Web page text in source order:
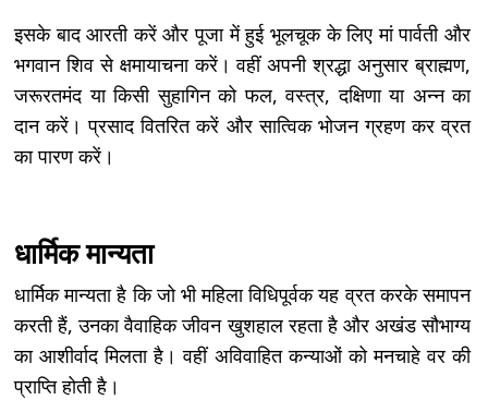
इसके बाद आरती करें और पूजा में हुई भूलचूक के लिए मां पार्वती और
भगवान शिव से क्षमायाचना करें। वहीं अपनी श्रद्धा अनुसार ब्राह्मण,
जरूरतमंद या किसी सुहागिन को फल, वस्त्र, दक्षिणा या अन्न का
दान करें। प्रसाद वितरित करें और सात्विक भोजन ग्रहण कर व्रत
का पारण करें।
धार्मिक मान्यता
धार्मिक मान्यता है कि जो भी महिला विधिपूर्वक यह व्रत करके समापन
करती हैं, उनका वैवाहिक जीवन खुशहाल रहता है और अखंड सौभाग्य
का आशीर्वाद मिलता है। वहीं अविवाहित कन्याओं को मनचाहे वर की
प्राप्ति होती है।